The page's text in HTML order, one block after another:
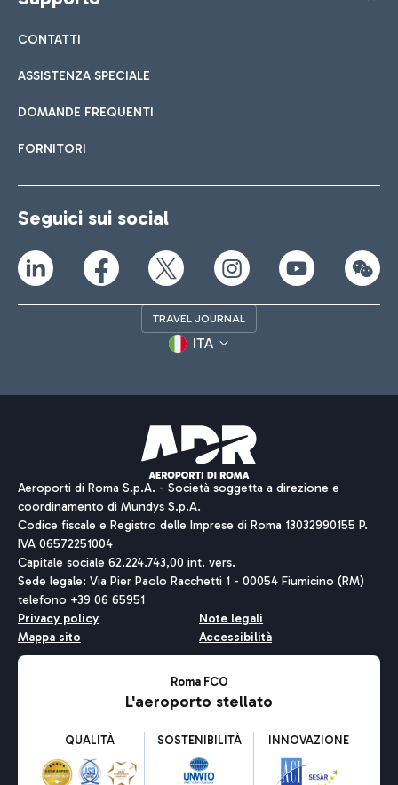
CONTATTI
ASSISTENZA SPECIALE
DOMANDE FREQUENTI
FORNITORI
Seguici sui social
TRAVEL JOURNAL
ITA
Aeroporti di Roma S.p.A. - Società soggetta a direzione e
coordinamento di Mundys S.p.A.
Codice fiscale e Registro delle Imprese di Roma 13032990155 P.
IVA 06572251004
Capitale sociale 62.224.743,00 int. vers.
Sede legale: Via Pier Paolo Racchetti 1 - 00054 Fiumicino (RM)
telefono +39 06 65951
Privacy policy
Note legali
Mappa sito
Accessibilità
Roma FCO
L'aeroporto stellato
QUALITÀ SOSTENIBILITÀ INNOVAZIONE